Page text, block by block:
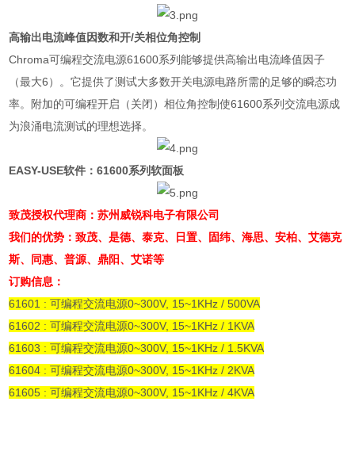
高输出电流峰值因数和开/关相位角控制
Chroma可编程交流电源61600系列能够提供高输出电流峰值因子
（最大6）。它提供了测试大多数开关电源电路所需的足够的瞬态功
率。附加的可编程开启（关闭）相位角控制使61600系列交流电源成
为浪涌电流测试的理想选择。
EASY-USE软件：61600系列软面板
致茂授权代理商：苏州威锐科电子有限公司
我们的优势：致茂、是德、泰克、日置、固纬、海思、安柏、艾德克
斯、同惠、普源、鼎阳、艾诺等
订购信息：
61601 : 可编程交流电源0~300V, 15~1KHz / 500VA
61602 : 可编程交流电源0~300V, 15~1KHz / 1KVA
61603 : 可编程交流电源0~300V, 15~1KHz / 1.5KVA
61604 : 可编程交流电源0~300V, 15~1KHz / 2KVA
61605 : 可编程交流电源0~300V, 15~1KHz / 4KVA